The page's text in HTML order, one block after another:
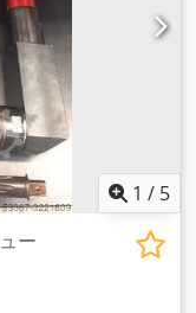
または 240V 入
フォーム、より迅速
します。 工業生産
リクエストに応じ
1 / 5
ー